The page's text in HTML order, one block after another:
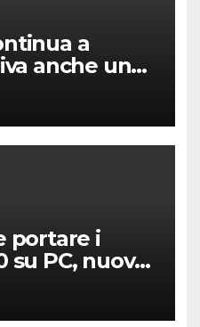
a
anche un
alta
portare i
su PC, nuove